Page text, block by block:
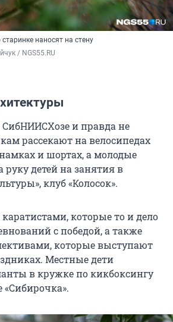
наносят на стену
/ NGS55.RU
и правда не
рассекают на велосипедах
и шортах, а молодые
руку детей на занятия в
клуб «Колосок».
которые то и дело
с победой, а также
которые выступают
Местные дети
в кружке по кикбоксингу
«Сибирочка».